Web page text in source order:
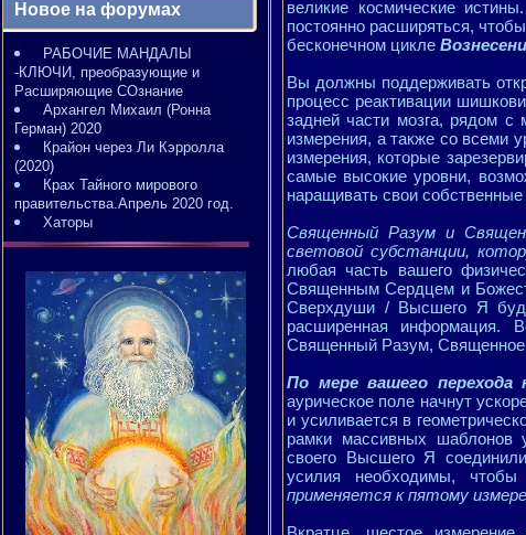
Новое на форумах
РАБОЧИЕ МАНДАЛЫ
-КЛЮЧИ, преобразующие и
Расширяющие СОзнание
Архангел Михаил (Ронна
Герман) 2020
Крайон через Ли Кэрролла
(2020)
Крах Тайного мирового
правительства.Апрель 2020 год.
Хаторы
великие космические
постоянно расширяться,
бесконечном цикле
Вы должны поддерживать
процесс реактивации
задней части мозга, рядом с
измерения, а также со всеми
измерения, которые
самые высокие уровни,
наращивать свои
Священный Разум и
световой субстанции,
любая часть вашего
Священным Сердцем и
Сверхдуши / Высшего Я
расширенная информация.
Священный Разум, Священное
По мере вашего
аурическое поле начнут
и усиливается в
рамки массивных шаблонов
своего Высшего Я
усилия необходимы,
применяется к пятому